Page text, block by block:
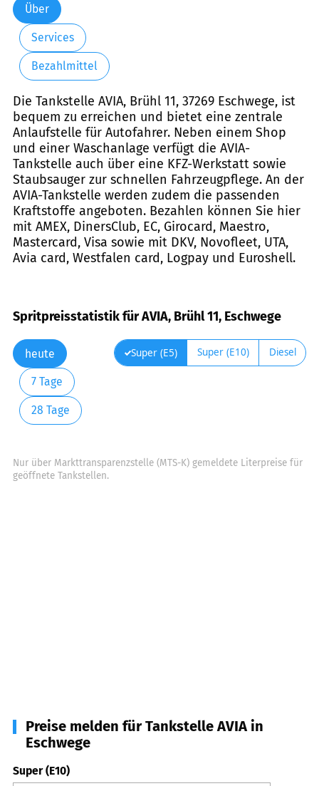
Über
Services
Bezahlmittel
Die Tankstelle AVIA, Brühl 11, 37269 Eschwege, ist
bequem zu erreichen und bietet eine zentrale
Anlaufstelle für Autofahrer. Neben einem Shop
und einer Waschanlage verfügt die AVIA-
Tankstelle auch über eine KFZ-Werkstatt sowie
Staubsauger zur schnellen Fahrzeugpflege. An der
AVIA-Tankstelle werden zudem die passenden
Kraftstoffe angeboten. Bezahlen können Sie hier
mit AMEX, DinersClub, EC, Girocard, Maestro,
Mastercard, Visa sowie mit DKV, Novofleet, UTA,
Avia card, Westfalen card, Logpay und Euroshell.
Spritpreisstatistik für AVIA, Brühl 11, Eschwege
heute
7 Tage
28 Tage
Super (E5) Super (E10) Diesel
Nur über Markttransparenzstelle (MTS-K) gemeldete Literpreise für
geöffnete Tankstellen.
Preise melden für Tankstelle AVIA in
Eschwege
Super (E10)